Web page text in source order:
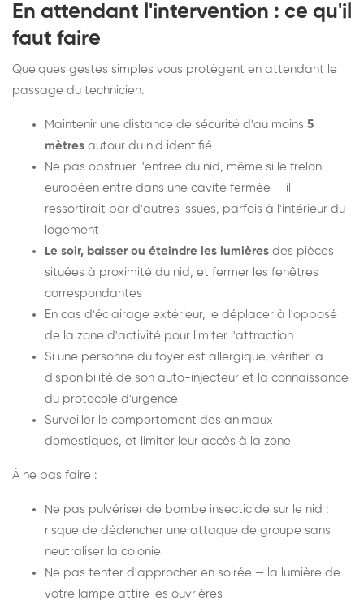
En attendant l'intervention : ce qu'il
faut faire
Quelques gestes simples vous protègent en attendant le
passage du technicien.
Maintenir une distance de sécurité d'au moins 5
mètres autour du nid identifié
Ne pas obstruer l'entrée du nid, même si le frelon
européen entre dans une cavité fermée — il
ressortirait par d'autres issues, parfois à l'intérieur du
logement
Le soir, baisser ou éteindre les lumières des pièces
situées à proximité du nid, et fermer les fenêtres
correspondantes
En cas d'éclairage extérieur, le déplacer à l'opposé
de la zone d'activité pour limiter l'attraction
Si une personne du foyer est allergique, vérifier la
disponibilité de son auto-injecteur et la connaissance
du protocole d'urgence
Surveiller le comportement des animaux
domestiques, et limiter leur accès à la zone
À ne pas faire :
Ne pas pulvériser de bombe insecticide sur le nid :
risque de déclencher une attaque de groupe sans
neutraliser la colonie
Ne pas tenter d'approcher en soirée — la lumière de
votre lampe attire les ouvrières